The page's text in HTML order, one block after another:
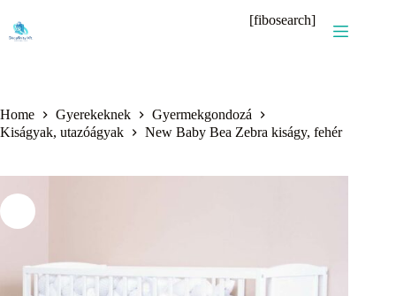
content
[fibosearch]
Home Gyerekeknek
Gyermekgondozá
Kiságyak, utazóágyak
New Baby Bea Zebra kiságy, fehér